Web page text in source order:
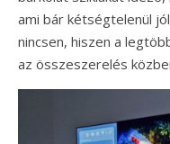
ami bár kétségtelenül
nincsen, hiszen a
az összeszerelés